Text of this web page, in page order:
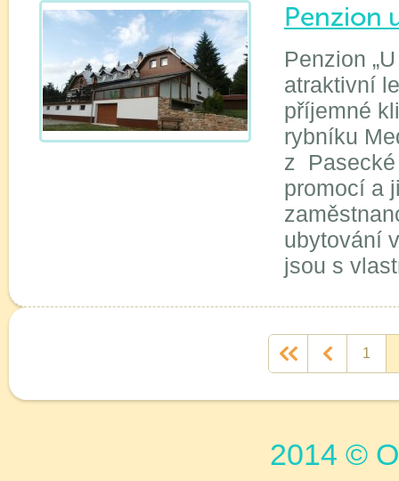
Penzion
Penzion
atraktivní
příjemné
rybníku
z Pasecké
promocí a
ubytování
jsou s
<<
1
2014 ©